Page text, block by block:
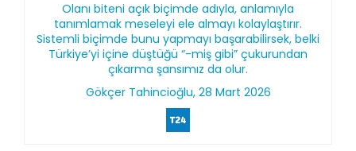
Olanı biteni açık biçimde adıyla, anlamıyla
tanımlamak meseleyi ele almayı kolaylaştırır.
Sistemli biçimde bunu yapmayı başarabilirsek, belki
Türkiye’yi içine düştüğü “-miş gibi” çukurundan
çıkarma şansımız da olur.
Gökçer Tahincioğlu, 28 Mart 2026